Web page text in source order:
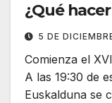
¿Qué
5 DE
Comienza el
A las 19:30 de
Euskalduna se